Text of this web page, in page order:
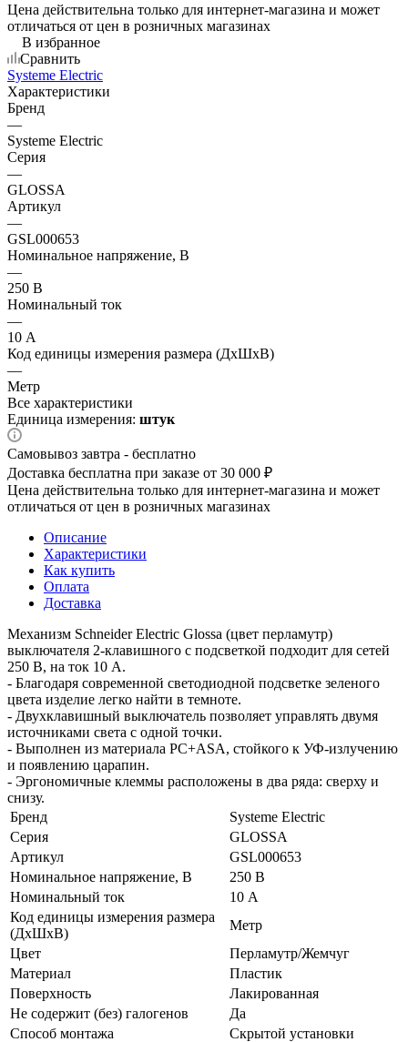
Цена действительна только для интернет-магазина и может
отличаться от цен в розничных магазинах
В избранное
Сравнить
Systeme Electric
Характеристики
Бренд
—
Systeme Electric
Серия
—
GLOSSA
Артикул
—
GSL000653
Номинальное напряжение, В
—
250 В
Номинальный ток
—
10 А
Код единицы измерения размера (ДхШхВ)
—
Метр
Все характеристики
Единица измерения: штук
Самовывоз завтра - бесплатно
Доставка бесплатна при заказе от 30 000 ₽
Цена действительна только для интернет-магазина и может
отличаться от цен в розничных магазинах
Описание
Характеристики
Как купить
Оплата
Доставка
Механизм Schneider Electric Glossa (цвет перламутр)
выключателя 2-клавишного c подсветкой подходит для сетей
250 В, на ток 10 А.
- Благодаря современной светодиодной подсветке зеленого
цвета изделие легко найти в темноте.
- Двухклавишный выключатель позволяет управлять двумя
источниками света с одной точки.
- Выполнен из материала PС+ASA, стойкого к УФ-излучению
и появлению царапин.
- Эргономичные клеммы расположены в два ряда: сверху и
снизу.
Бренд
Systeme Electric
Серия
GLOSSA
Артикул
GSL000653
Номинальное напряжение, В
250 В
Номинальный ток
10 А
Код единицы измерения размера
(ДхШхВ)
Метр
Цвет
Перламутр/Жемчуг
Материал
Пластик
Поверхность
Лакированная
Не содержит (без) галогенов
Да
Способ монтажа
Скрытой установки